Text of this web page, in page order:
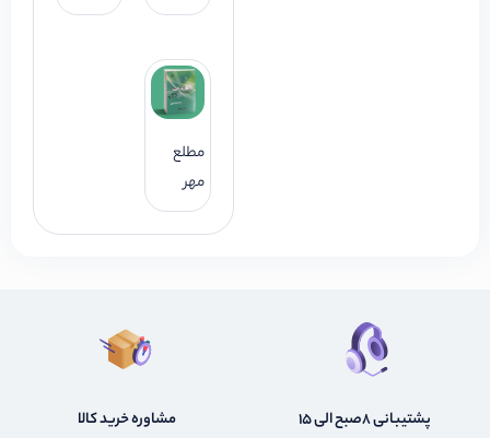
مطلع
مهر
پشتیبانی 8صبح الی 15 مشاوره خرید کالا